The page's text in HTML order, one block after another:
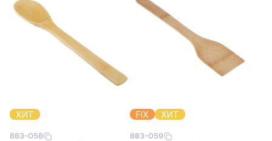
ХИТ
883-058
FIX ХИТ
883-059